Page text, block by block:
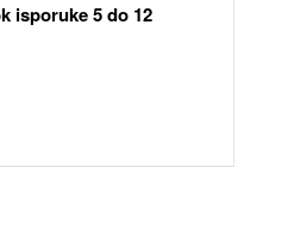
isporuke 5 do 12